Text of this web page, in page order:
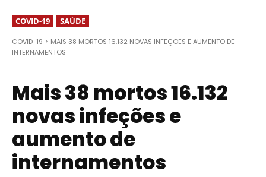
COVID-19 SAÚDE
COVID-19
MAIS 38 MORTOS 16.132 NOVAS INFEÇÕES E AUMENTO DE
INTERNAMENTOS
Mais 38 mortos 16.132
novas infeções e
aumento de
internamentos